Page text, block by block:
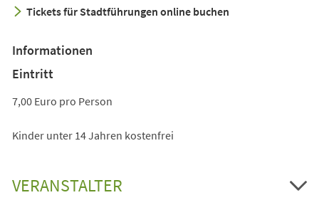
Tab)
Tickets für Stadtführungen online buchen
Informationen
Eintritt
7,00 Euro pro Person
Kinder unter 14 Jahren kostenfrei
VERANSTALTER